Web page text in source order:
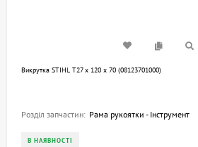
Викрутка STIHL T27 х 120 х 70 (08123701000)
Розділ запчастин: Рама рукоятки - Інструмент
В НАЯВНОСТІ